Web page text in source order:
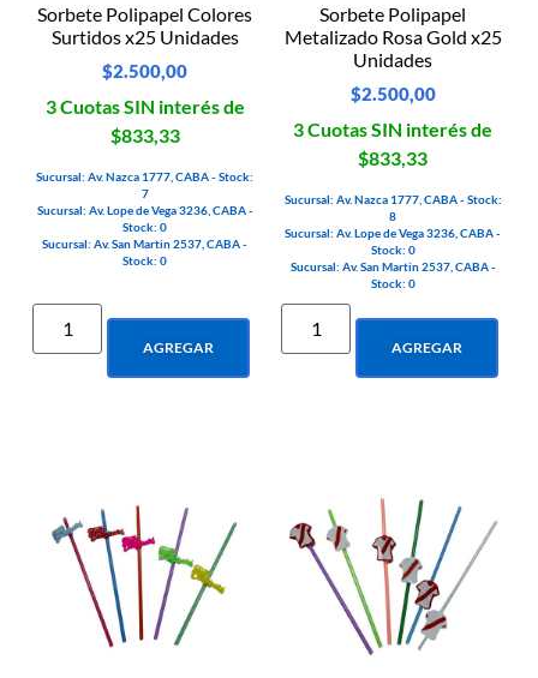
Sorbete Polipapel Colores
Surtidos x25 Unidades
$2.500,00
3 Cuotas SIN interés de
$833,33
Sucursal: Av. Nazca 1777, CABA - Stock:
7
Sucursal: Av. Lope de Vega 3236, CABA -
Stock: 0
Sucursal: Av. San Martin 2537, CABA -
Stock: 0
AGREGAR
Sorbete Polipapel
Metalizado Rosa Gold x25
Unidades
$2.500,00
3 Cuotas SIN interés de
$833,33
Sucursal: Av. Nazca 1777, CABA - Stock:
8
Sucursal: Av. Lope de Vega 3236, CABA -
Stock: 0
Sucursal: Av. San Martin 2537, CABA -
Stock: 0
AGREGAR